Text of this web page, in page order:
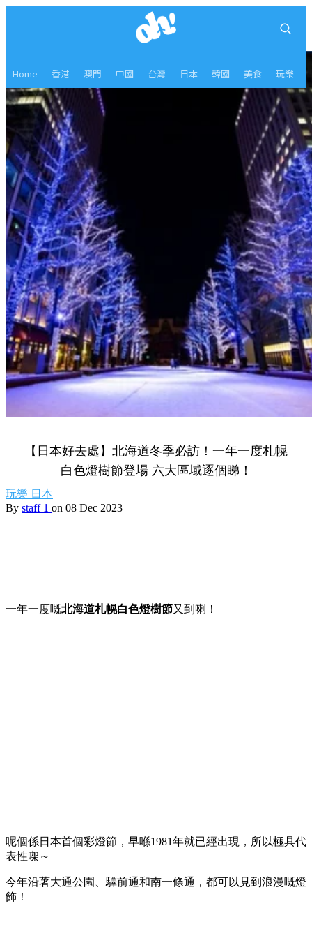
Home 香港 澳門 中國 台灣 日本 韓國 美食 玩樂
【日本好去處】北海道冬季必訪！一年一度札幌
白色燈樹節登場 六大區域逐個睇！
玩樂 日本
By staff 1 on 08 Dec 2023
一年一度嘅北海道札幌白色燈樹節又到喇！
呢個係日本首個彩燈節，早喺1981年就已經出現，所以極具代
表性㗎～
今年沿著大通公園、驛前通和南一條通，都可以見到浪漫嘅燈
飾！